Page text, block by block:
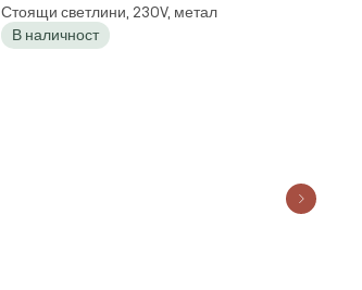
монтаж черна - Rotterdam Balanco
Стоящи светлини, 230V, метал
В наличност